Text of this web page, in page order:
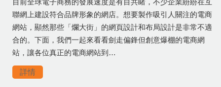
目前全球電子商務的發展速度是有目共睹，不少企業紛紛在互
聯網上建設符合品牌形象的網店。想要製作吸引人關注的電商
網站，顯然那些「爛大街」的網頁設計和布局設計是非常不適
合的。下面，我們一起來看看劍走偏鋒但創意爆棚的電商網
站，讓各位真正的電商網站到…
詳情